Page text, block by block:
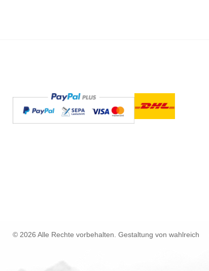
© 2026 Alle Rechte vorbehalten. Gestaltung von wahlreich